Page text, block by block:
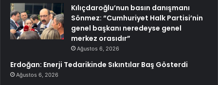
Kılıçdaroğlu’nun basın danışmanı
Sönmez: “Cumhuriyet Halk Partisi’nin
genel başkanı neredeyse genel
merkez orasıdır”
Ağustos 6, 2026
Erdoğan: Enerji Tedarikinde Sıkıntılar Baş Gösterdi
Ağustos 6, 2026